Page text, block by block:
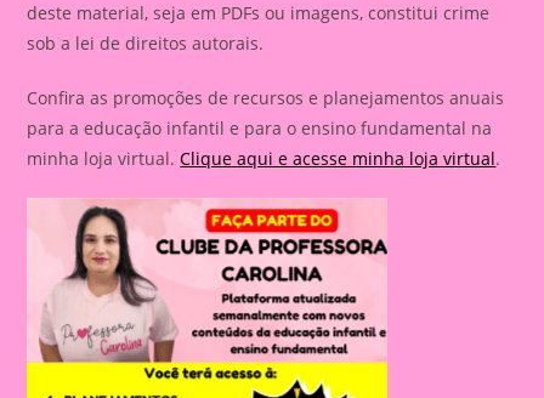
deste material, seja em PDFs ou imagens, constitui crime
sob a lei de direitos autorais.
Confira as promoções de recursos e planejamentos anuais
para a educação infantil e para o ensino fundamental na
minha loja virtual.Clique aqui e acesse minha loja virtual.